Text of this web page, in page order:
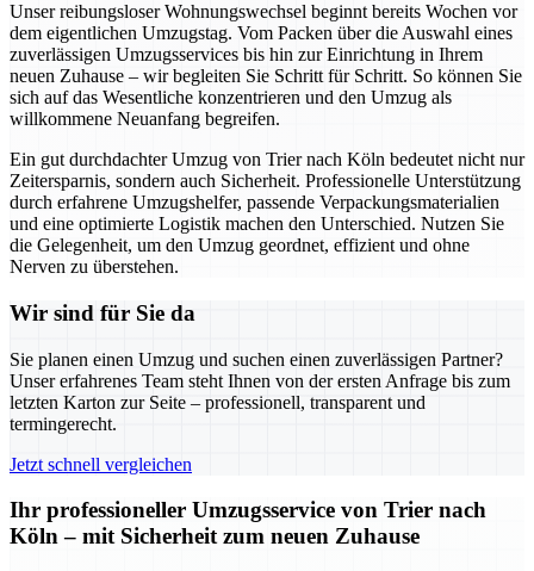
Unser reibungsloser Wohnungswechsel beginnt bereits Wochen vor
dem eigentlichen Umzugstag. Vom Packen über die Auswahl eines
zuverlässigen Umzugsservices bis hin zur Einrichtung in Ihrem
neuen Zuhause – wir begleiten Sie Schritt für Schritt. So können Sie
sich auf das Wesentliche konzentrieren und den Umzug als
willkommene Neuanfang begreifen.
Ein gut durchdachter Umzug von Trier nach Köln bedeutet nicht nur
Zeitersparnis, sondern auch Sicherheit. Professionelle Unterstützung
durch erfahrene Umzugshelfer, passende Verpackungsmaterialien
und eine optimierte Logistik machen den Unterschied. Nutzen Sie
die Gelegenheit, um den Umzug geordnet, effizient und ohne
Nerven zu überstehen.
Wir sind für Sie da
Sie planen einen Umzug und suchen einen zuverlässigen Partner?
Unser erfahrenes Team steht Ihnen von der ersten Anfrage bis zum
letzten Karton zur Seite – professionell, transparent und
termingerecht.
Jetzt schnell vergleichen
Ihr professioneller Umzugsservice von Trier nach
Köln – mit Sicherheit zum neuen Zuhause